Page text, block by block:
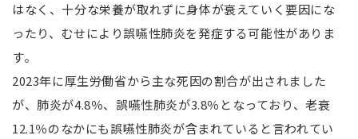
はなく、十分な栄養が取れずに身体が衰えていく要因にな
ったり、むせにより誤嚥性肺炎を発症する可能性がありま
す。
2023年に厚生労働省から主な死因の割合が出されました
が、肺炎が4.8％、誤嚥性肺炎が3.8％となっており、老衰
12.1％のなかにも誤嚥性肺炎が含まれていると言われてい